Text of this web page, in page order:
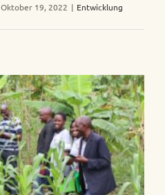
Oktober 19, 2022 | Entwicklung